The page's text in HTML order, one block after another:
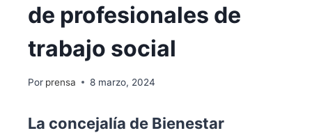
de profesionales de
trabajo social
Por prensa 8 marzo, 2024
La concejalía de Bienestar